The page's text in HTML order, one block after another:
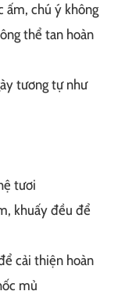
ấm, chú ý không
thể tan hoàn
tương tự như
tươi
khuấy đều để
cải thiện hoàn
mủ